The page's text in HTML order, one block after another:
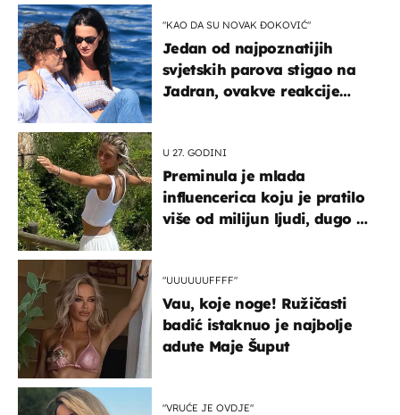
"KAO DA SU NOVAK ĐOKOVIĆ"
Jedan od najpoznatijih
svjetskih parova stigao na
Jadran, ovakve reakcije
U 27. GODINI
Preminula je mlada
influencerica koju je pratilo
više od milijun ljudi, dugo se
"UUUUUUFFFF"
Vau, koje noge! Ružičasti
badić istaknuo je najbolje
adute Maje Šuput
"VRUĆE JE OVDJE"